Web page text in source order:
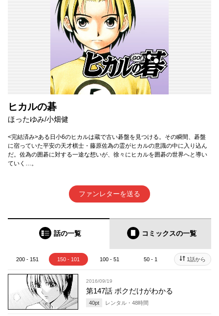
ヒカルの碁
ほったゆみ/小畑健
<完結済み>ある日小6のヒカルは蔵で古い碁盤を見つける。その瞬間、碁盤
に宿っていた平安の天才棋士・藤原佐為の霊がヒカルの意識の中に入り込ん
だ。佐為の囲碁に対する一途な想いが、徐々にヒカルを囲碁の世界へと導い
ていく…。
ファンレターを送る
話の一覧 コミックスの一覧
200 - 151 150 - 101 100 - 51 50 - 1 1話から
2016/09/19
第147話 ボクだけがわかる
40pt レンタル・ 48時間